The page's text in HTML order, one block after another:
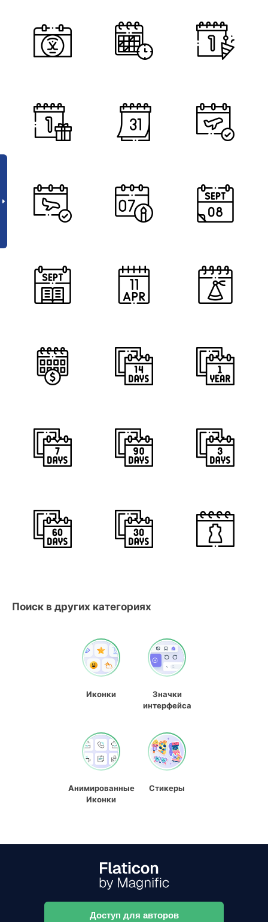
Поиск в других категориях
Иконки
Значки
интерфейса
Анимированные
Иконки
Стикеры
Доступ для авторов